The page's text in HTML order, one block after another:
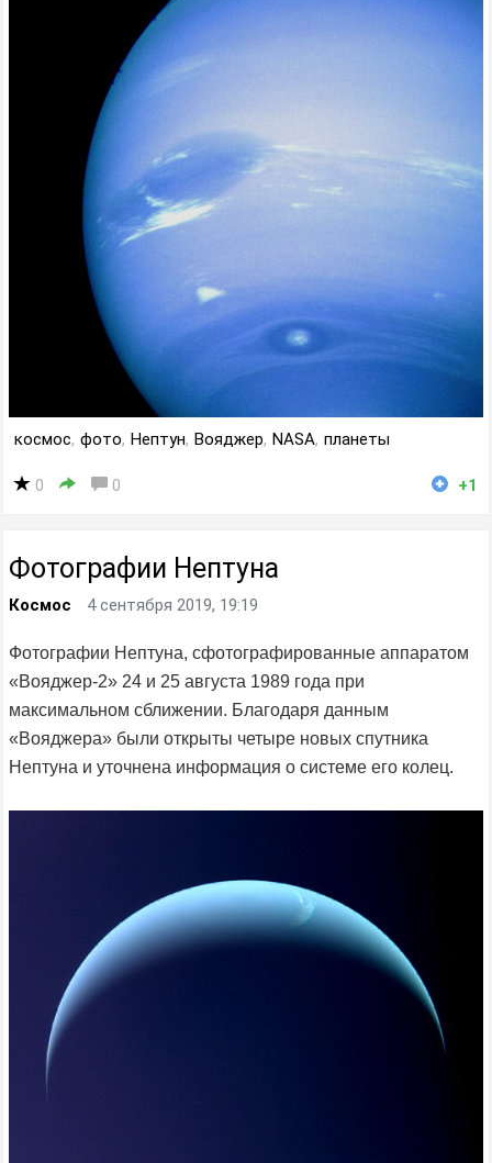
космос, фото, Нептун, Вояджер, NASA, планеты
0 0 +1
Фотографии Нептуна
Космос 4 сентября 2019, 19:19
Фотографии Нептуна, сфотографированные аппаратом
«Вояджер-2» 24 и 25 августа 1989 года при
максимальном сближении. Благодаря данным
«Вояджера» были открыты четыре новых спутника
Нептуна и уточнена информация о системе его колец.